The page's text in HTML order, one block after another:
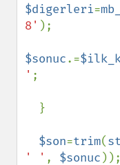
$digerleri=
8' );
$sonuc.=
' ;
$son=trim(
' ' , $sonuc ));